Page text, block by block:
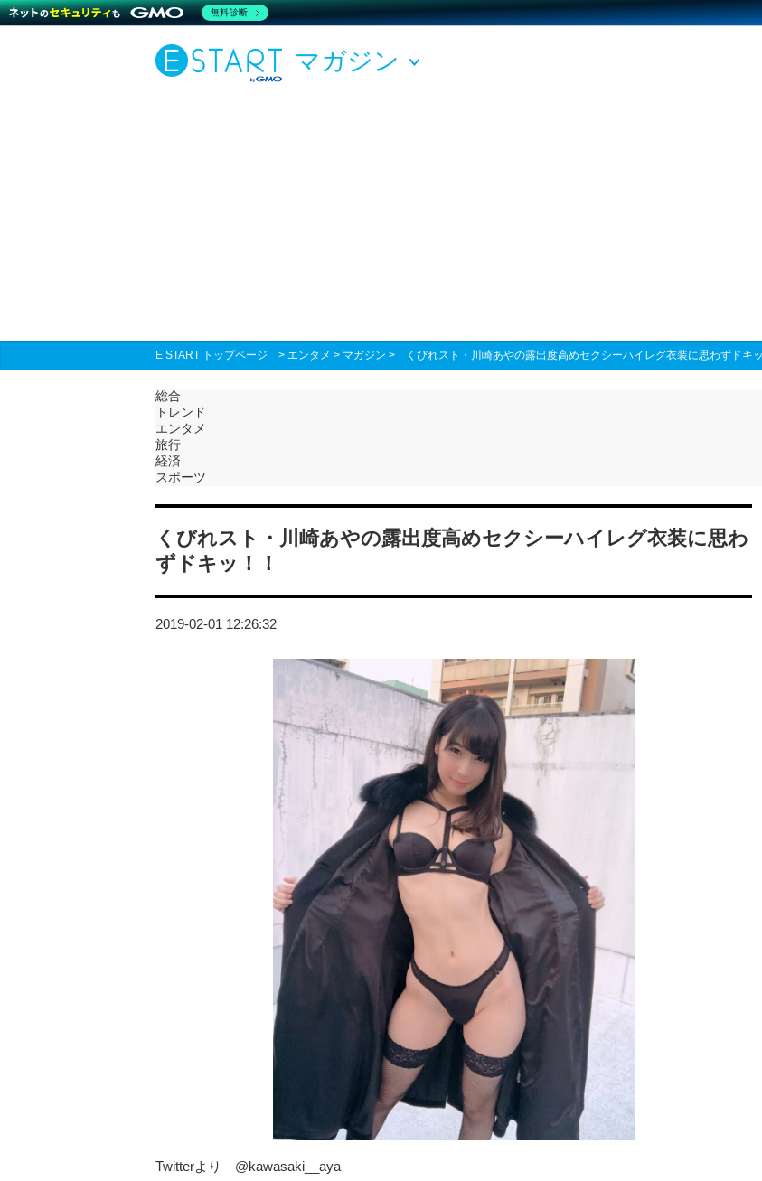
マガジン
E START トップページ > エンタメ > マガジン > くびれスト・川崎あやの露出度高めセクシーハイレグ衣装に思わずドキッ
総合
トレンド
エンタメ
旅行
経済
スポーツ
くびれスト・川崎あやの露出度高めセクシーハイレグ衣装に思わ
ずドキッ！！
2019-02-01 12:26:32
Twitterより @kawasaki__aya
無料診断